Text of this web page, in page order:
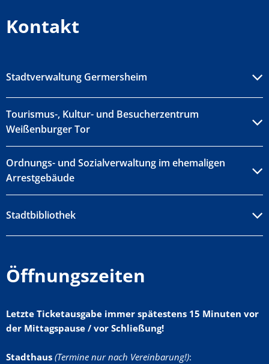
Kontakt
Stadtverwaltung Germersheim
Tourismus-, Kultur- und Besucherzentrum
Weißenburger Tor
Ordnungs- und Sozialverwaltung im ehemaligen
Arrestgebäude
Stadtbibliothek
Öffnungszeiten
Letzte Ticketausgabe immer spätestens 15 Minuten vor
der Mittagspause / vor Schließung!
Stadthaus (Termine nur nach Vereinbarung!):